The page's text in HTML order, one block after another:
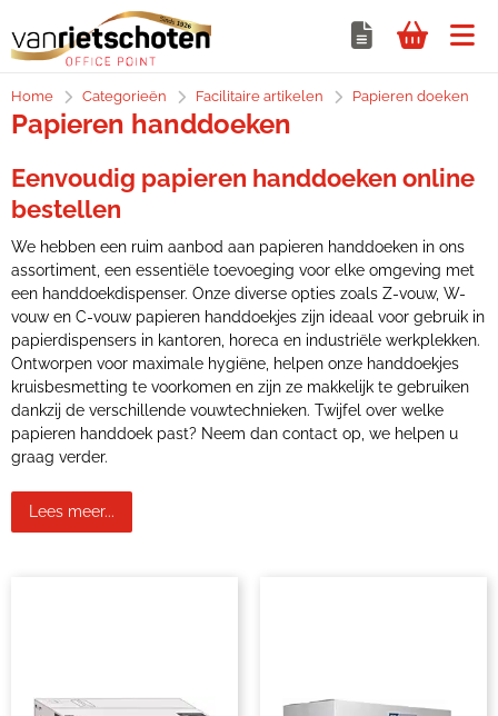
Home Categorieën Facilitaire artikelen Papieren doeken
Papieren handdoeken
Eenvoudig papieren handdoeken online
bestellen
We hebben een ruim aanbod aan papieren handdoeken in ons
assortiment, een essentiële toevoeging voor elke omgeving met
een handdoekdispenser. Onze diverse opties zoals Z-vouw, W-
vouw en C-vouw papieren handdoekjes zijn ideaal voor gebruik in
papierdispensers in kantoren, horeca en industriële werkplekken.
Ontworpen voor maximale hygiëne, helpen onze handdoekjes
kruisbesmetting te voorkomen en zijn ze makkelijk te gebruiken
dankzij de verschillende vouwtechnieken. Twijfel over welke
papieren handdoek past? Neem dan contact op, we helpen u
graag verder.
Lees meer...